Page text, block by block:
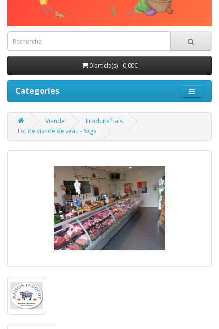
0 article(s) - 0,00€
Categories
Viande
Produits frais
Lot de viande de veau - 5kgs